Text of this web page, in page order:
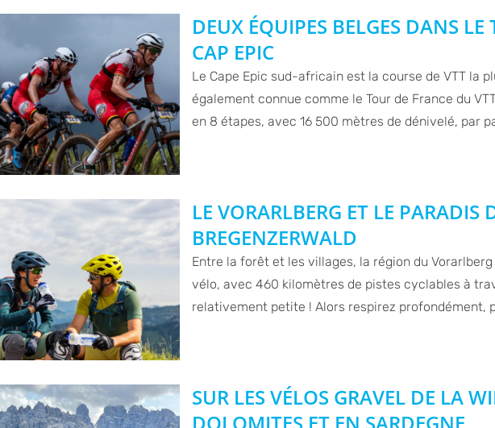
DEUX ÉQUIPES BELGES DANS
CAP EPIC
Le Cape Epic sud-africain est la course de VTT la
également connue comme le Tour de France du
en 8 étapes, avec 16 500 mètres de dénivelé, par
LE VORARLBERG ET LE PARADIS
BREGENZERWALD
Entre la forêt et les villages, la région du
vélo, avec 460 kilomètres de pistes cyclables à
relativement petite ! Alors respirez profondément,
SUR LES VÉLOS GRAVEL DE LA